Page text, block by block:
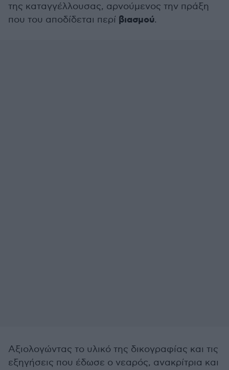
της καταγγέλλουσας, αρνούμενος την πράξη
που του αποδίδεται περί βιασμού.
Αξιολογώντας το υλικό της δικογραφίας και τις
εξηγήσεις που έδωσε ο νεαρός, ανακρίτρια και